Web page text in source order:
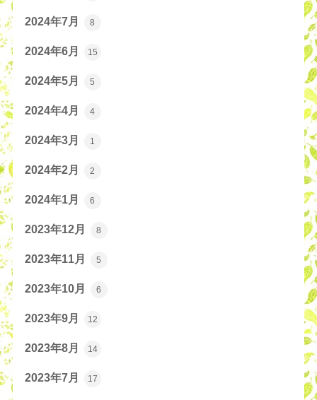
2024年7月 8
2024年6月 15
2024年5月 5
2024年4月 4
2024年3月 1
2024年2月 2
2024年1月 6
2023年12月 8
2023年11月 5
2023年10月 6
2023年9月 12
2023年8月 14
2023年7月 17